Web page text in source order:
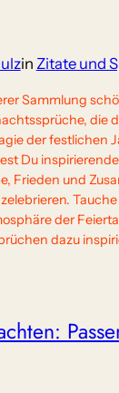
in Zitate und
Sammlung
die
der festlichen
Du
Frieden und
der
dazu